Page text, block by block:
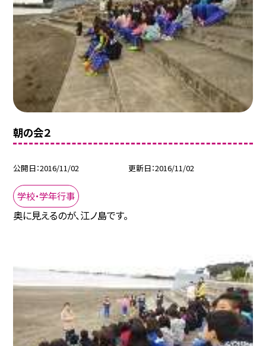
朝の会２
公開日 2016/11/02 更新日 2016/11/02
学校・学年行事
奥に見えるのが、江ノ島です。